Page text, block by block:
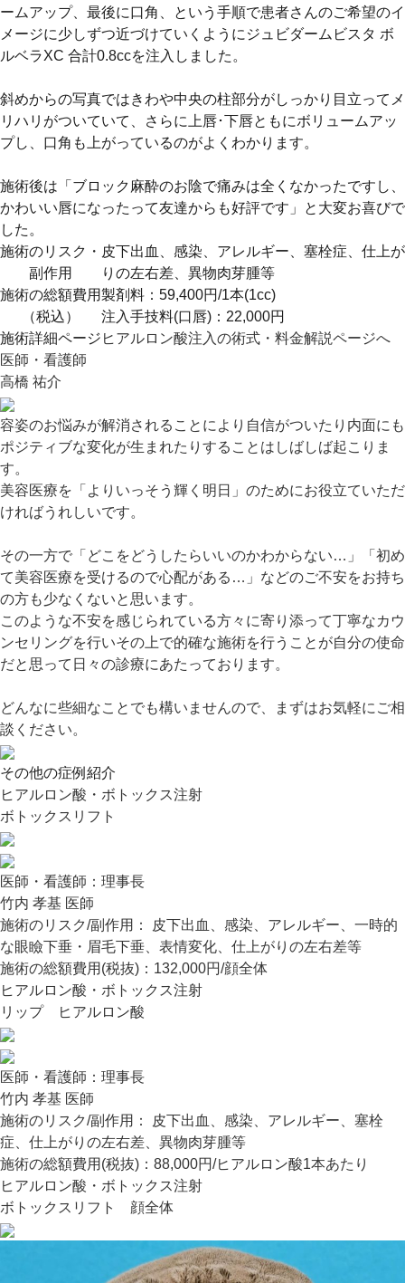
ームアップ、最後に口角、という手順で患者さんのご希望のイ
メージに少しずつ近づけていくようにジュビダームビスタ ボ
ルベラXC 合計0.8ccを注入しました。
⁡斜めからの写真ではきわや中央の柱部分がしっかり目立ってメ
リハリがついていて、さらに上唇･下唇ともにボリュームアッ
プし、口角も上がっているのがよくわかります。
⁡施術後は「ブロック麻酔のお陰で痛みは全くなかったですし、
かわいい唇になったって友達からも好評です」と大変お喜びで
した。
施術のリスク・
副作用
皮下出血、感染、アレルギー、塞栓症、仕上が
りの左右差、異物肉芽腫等
施術の総額費用
（税込）
製剤料：59,400円/1本(1cc)
注入手技料(口唇)：22,000円
施術詳細ページ ヒアルロン酸注入の術式・料金解説ページへ
医師・看護師
高橋 祐介
容姿のお悩みが解消されることにより自信がついたり内面にも
ポジティブな変化が生まれたりすることはしばしば起こりま
す。
美容医療を「よりいっそう輝く明日」のためにお役立ていただ
ければうれしいです。
その一方で「どこをどうしたらいいのかわからない…」「初め
て美容医療を受けるので心配がある…」などのご不安をお持ち
の方も少なくないと思います。
このような不安を感じられている方々に寄り添って丁寧なカウ
ンセリングを行いその上で的確な施術を行うことが自分の使命
だと思って日々の診療にあたっております。
どんなに些細なことでも構いませんので、まずはお気軽にご相
談ください。
その他の症例紹介
ヒアルロン酸・ボトックス注射
ボトックスリフト
医師・看護師： 理事長
竹内 孝基 医師
施術のリスク/副作用：
皮下出血、感染、アレルギー、一時的
な眼瞼下垂・眉毛下垂、表情変化、仕上がりの左右差等
施術の総額費用(税抜)： 132,000円/顔全体
ヒアルロン酸・ボトックス注射
リップ ヒアルロン酸
医師・看護師： 理事長
竹内 孝基 医師
施術のリスク/副作用：
皮下出血、感染、アレルギー、塞栓
症、仕上がりの左右差、異物肉芽腫等
施術の総額費用(税抜)： 88,000円/ヒアルロン酸1本あたり
ヒアルロン酸・ボトックス注射
ボトックスリフト 顔全体